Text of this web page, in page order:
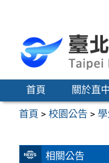
區
首頁 關於直
首頁 >校園公告 >
相關公告